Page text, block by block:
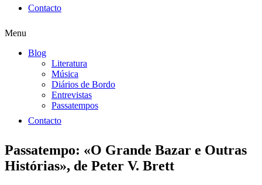
Contacto
Menu
Blog
Literatura
Música
Diários de Bordo
Entrevistas
Passatempos
Contacto
Passatempo: «O Grande Bazar e Outras
Histórias», de Peter V. Brett